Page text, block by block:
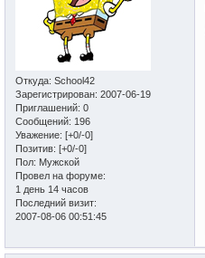
Откуда: School42
Зарегистрирован: 2007-06-19
Приглашений: 0
Сообщений: 196
Уважение: [+0/-0]
Позитив: [+0/-0]
Пол: Мужской
Провел на форуме:
1 день 14 часов
Последний визит:
2007-08-06 00:51:45